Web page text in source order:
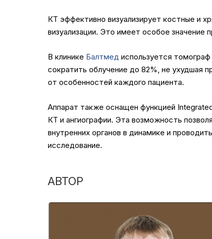
КТ эффективно визуализирует костные и
визуализации. Это имеет особое значение
В клинике Балтмед используется томограф
сократить облучение до 82%, не ухудшая
от особенностей каждого пациента.
Аппарат также оснащен функцией
КТ и ангиографии. Эта возможность
внутренних органов в динамике и
исследование.
АВТОР